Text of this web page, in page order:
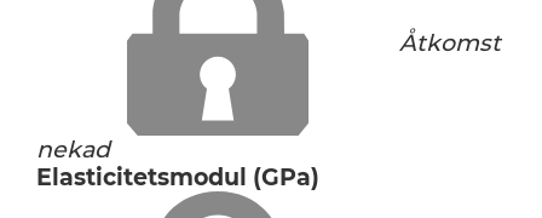
Åtkomst
nekad
Elasticitetsmodul (GPa)